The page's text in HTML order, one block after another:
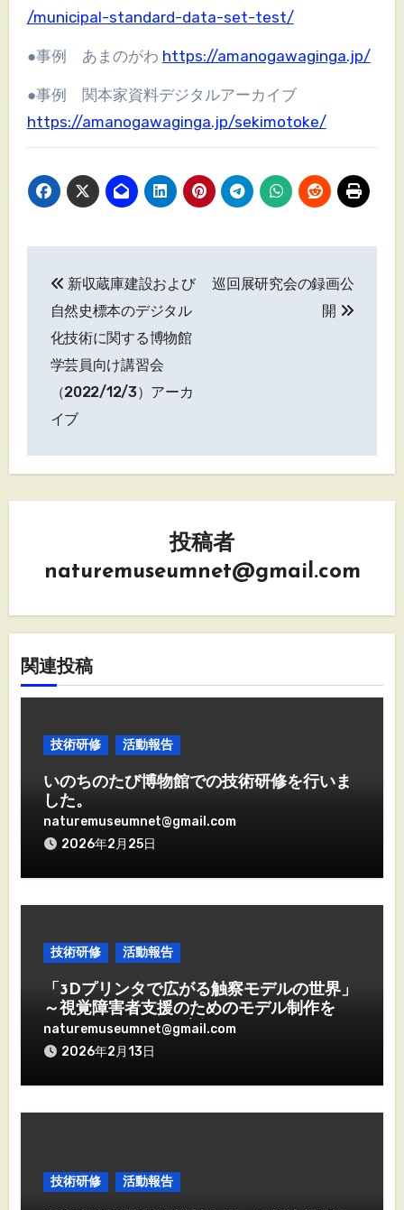
/municipal-standard-data-set-test/
●事例 あまのがわ https://amanogawaginga.jp/
●事例 関本家資料デジタルアーカイブ
https://amanogawaginga.jp/sekimotoke/
稿
ナ
ビ
ゲ
ー
ン
新収蔵庫建設および
自然史標本のデジタル
化技術に関する博物館
学芸員向け講習会
（2022/12/3）アーカ
イブ
巡回展研究会の録画公
開
投稿者
naturemuseumnet@gmail.com
関連投稿
技術研修 活動報告
いのちのたび博物館での技術研修を行いま
した。
naturemuseumnet@gmail.com
2026年2月25日
技術研修 活動報告
「3Dプリンタで広がる触察モデルの世界」
～視覚障害者支援のためのモデル制作を体
得する2日間～ を実施しました。
naturemuseumnet@gmail.com
2026年2月13日
技術研修 活動報告